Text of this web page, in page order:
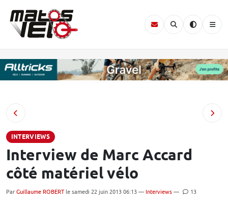
INTERVIEWS
Interview de Marc Accard
côté matériel vélo
Par Guillaume ROBERT le samedi 22 juin 2013 06:13 — Interviews — 13